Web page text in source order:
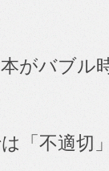
がバブル
「不適切